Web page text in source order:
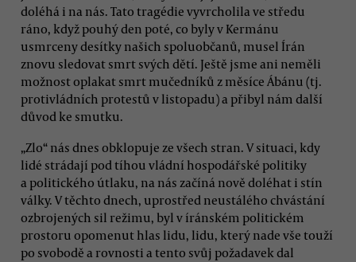
doléhá i na nás. Tato tragédie vyvrcholila ve středu
ráno, když pouhý den poté, co byly v Kermánu
usmrceny desítky našich spoluobčanů, musel Írán
znovu sledovat smrt svých dětí. Ještě jsme ani neměli
možnost oplakat smrt mučedníků z měsíce Ábánu (tj.
protivládních protestů v listopadu) a přibyl nám další
důvod ke smutku.
„Zlo“ nás dnes obklopuje ze všech stran. V situaci, kdy
lidé strádají pod tíhou vládní hospodářské politiky
a politického útlaku, na nás začíná nově doléhat i stín
války. V těchto dnech, uprostřed neustálého chvástání
ozbrojených sil režimu, byl v íránském politickém
prostoru opomenut hlas lidu, lidu, který nade vše touží
po svobodě a rovnosti a tento svůj požadavek dal